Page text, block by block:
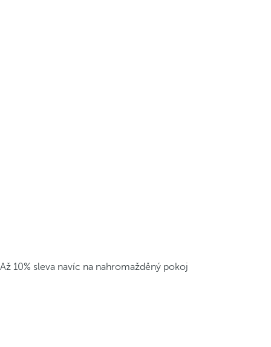
Až 10% sleva navíc na nahromažděný pokoj